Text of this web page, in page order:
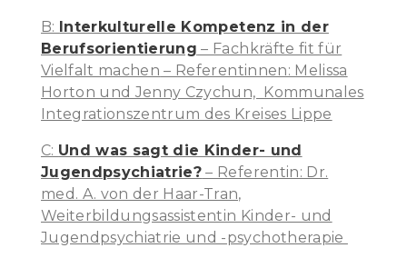
.
B: Interkulturelle Kompetenz in der
Berufsorientierung – Fachkräfte fit für
Vielfalt machen – Referentinnen: Melissa
Horton und Jenny Czychun, Kommunales
Integrationszentrum des Kreises Lippe
C: Und was sagt die Kinder- und
Jugendpsychiatrie? – Referentin: Dr.
med. A. von der Haar-Tran,
Weiterbildungsassistentin Kinder- und
Jugendpsychiatrie und -psychotherapie